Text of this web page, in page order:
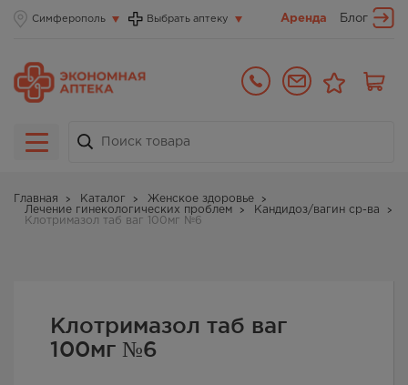
Симферополь Выбрать аптеку Аренда Блог
Главная Каталог
Женское здоровье
Лечение гинекологических проблем
Кандидоз/вагин ср-ва
Клотримазол таб ваг 100мг №6
Клотримазол таб ваг
100мг №6